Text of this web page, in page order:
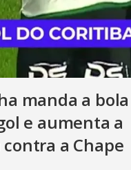
manda a
e aumenta a
a Chape